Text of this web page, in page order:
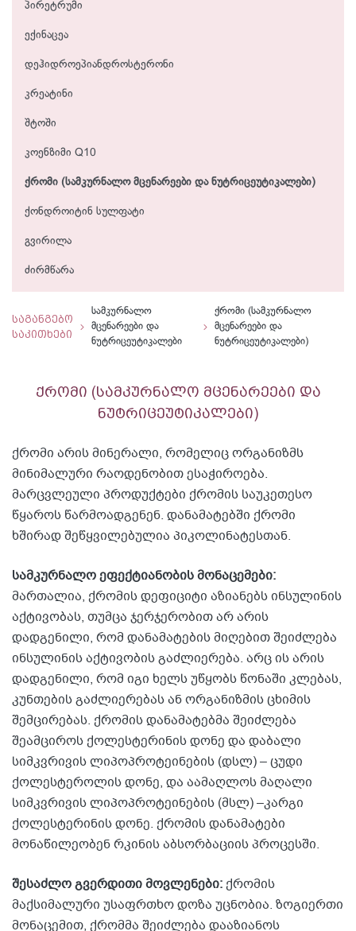
პირეტრუმი
ექინაცეა
დეჰიდროეპიანდროსტერონი
კრეატინი
შტოში
კოენზიმი Q10
ქრომი (სამკურნალო მცენარეები და ნუტრიცეუტიკალები)
ქონდროიტინ სულფატი
გვირილა
ძირმწარა
საგანგებო
საკითხები
სამკურნალო
მცენარეები და
ნუტრიცეუტიკალები
ქრომი (სამკურნალო
მცენარეები და
ნუტრიცეუტიკალები)
ქრომი (სამკურნალო მცენარეები და
ნუტრიცეუტიკალები)
ქრომი არის მინერალი, რომელიც ორგანიზმს
მინიმალური რაოდენობით ესაჭიროება.
მარცვლეული პროდუქტები ქრომის საუკეთესო
წყაროს წარმოადგენენ. დანამატებში ქრომი
ხშირად შეწყვილებულია პიკოლინატესთან.
სამკურნალო ეფექტიანობის მონაცემები:
მართალია, ქრომის დეფიციტი აზიანებს ინსულინის
აქტივობას, თუმცა ჯერჯერობით არ არის
დადგენილი, რომ დანამატების მიღებით შეიძლება
ინსულინის აქტივობის გაძლიერება. არც ის არის
დადგენილი, რომ იგი ხელს უწყობს წონაში კლებას,
კუნთების გაძლიერებას ან ორგანიზმის ცხიმის
შემცირებას. ქრომის დანამატებმა შეიძლება
შეამციროს ქოლესტერინის დონე და დაბალი
სიმკვრივის ლიპოპროტეინების (დსლ) – ცუდი
ქოლესტეროლის დონე, და აამაღლოს მაღალი
სიმკვრივის ლიპოპროტეინების (მსლ) –კარგი
ქოლესტერინის დონე. ქრომის დანამატები
მონაწილეობენ რკინის აბსორბაციის პროცესში.
შესაძლო გვერდითი მოვლენები:ქრომის
მაქსიმალური უსაფრთხო დოზა უცნობია. ზოგიერთი
მონაცემით, ქრომმა შეიძლება დააზიანოს